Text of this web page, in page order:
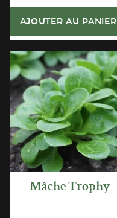
AJOUTER AU PANIER
Mâche Trophy
APERÇU
RAPIDE